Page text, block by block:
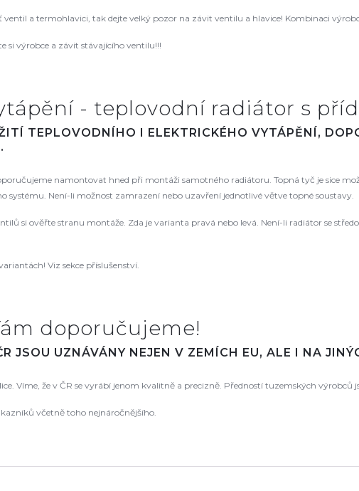
a termohlavici, tak dejte velký pozor na závit ventilu a hlavice! Kombinaci
si výrobce a závit stávajícího ventilu!!!
- teplovodní radiátor s
TEPLOVODNÍHO I ELEKTRICKÉHO VYTÁPĚNÍ,
namontovat hned při montáži samotného radiátoru. Topná tyč je sice
systému. Není-li možnost zamrazení nebo uzavření jednotlivé větve topné soustavy.
si ověřte stranu montáže. Zda je varianta pravá nebo levá. Není-li radiátor se
Viz sekce příslušenství.
doporučujeme!
JSOU UZNÁVÁNY NEJEN V ZEMÍCH EU, ALE I NA
Víme, že v ČR se vyrábí jenom kvalitně a precizně. Předností tuzemských
včetně toho nejnáročnějšího.